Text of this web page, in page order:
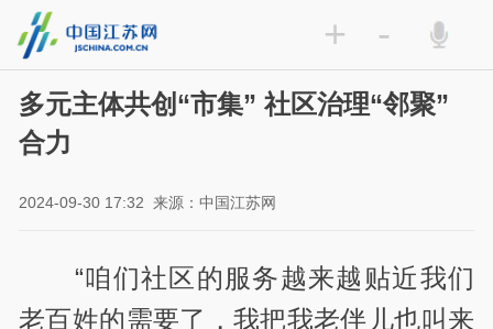
+ -
多元主体共创“市集” 社区治理“邻聚”
合力
2024-09-30 17:32 来源：中国江苏网
“咱们社区的服务越来越贴近我们
老百姓的需要了，我把我老伴儿也叫来